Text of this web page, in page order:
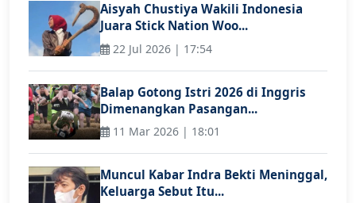
Aisyah Chustiya Wakili Indonesia
Juara Stick Nation Woo...
22 Jul 2026 | 17:54
Balap Gotong Istri 2026 di Inggris
Dimenangkan Pasangan...
11 Mar 2026 | 18:01
Muncul Kabar Indra Bekti Meninggal,
Keluarga Sebut Itu...